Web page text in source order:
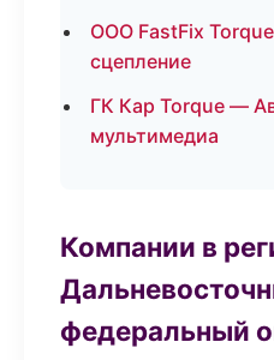
ООО FastFix
сцепление
ГК Кар Torque —
мультимедиа
Компании в
федеральный